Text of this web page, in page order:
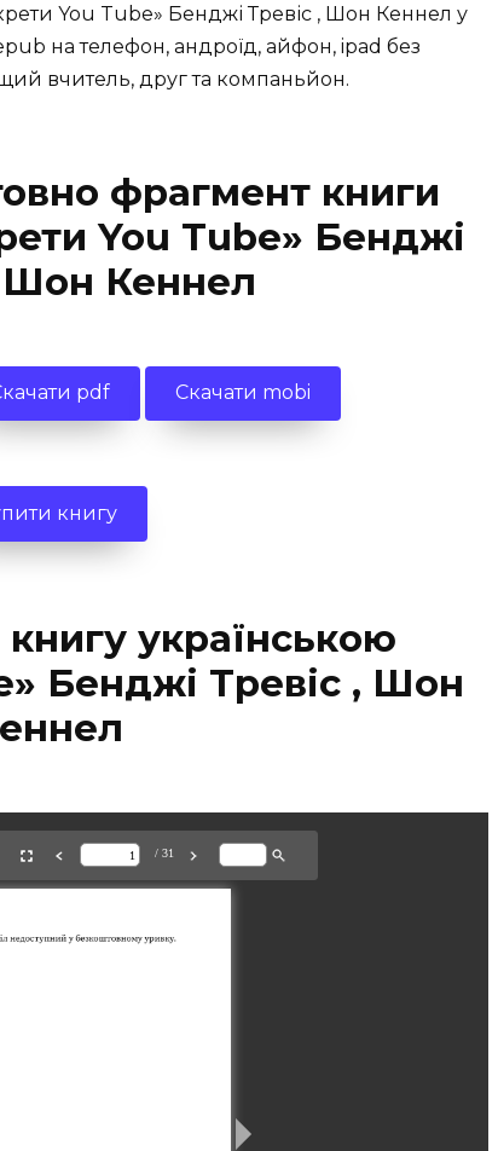
You Tube» Бенджі Тревіс , Шон Кеннел у
на телефон, андроїд, айфон, ipad без
вчитель, друг та компаньйон.
фрагмент книги
You Tube» Бенджі
Шон Кеннел
pdf Скачати mobi
книгу
українською
Бенджі Тревіс , Шон